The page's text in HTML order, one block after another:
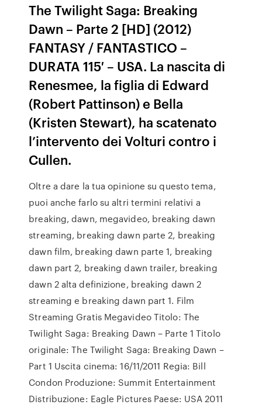
The Twilight Saga: Breaking
Dawn – Parte 2 [HD] (2012)
FANTASY / FANTASTICO –
DURATA 115′ – USA. La nascita di
Renesmee, la figlia di Edward
(Robert Pattinson) e Bella
(Kristen Stewart), ha scatenato
l’intervento dei Volturi contro i
Cullen.
Oltre a dare la tua opinione su questo tema,
puoi anche farlo su altri termini relativi a
breaking, dawn, megavideo, breaking dawn
streaming, breaking dawn parte 2, breaking
dawn film, breaking dawn parte 1, breaking
dawn part 2, breaking dawn trailer, breaking
dawn 2 alta definizione, breaking dawn 2
streaming e breaking dawn part 1. Film
Streaming Gratis Megavideo Titolo: The
Twilight Saga: Breaking Dawn – Parte 1 Titolo
originale: The Twilight Saga: Breaking Dawn –
Part 1 Uscita cinema: 16/11/2011 Regia: Bill
Condon Produzione: Summit Entertainment
Distribuzione: Eagle Pictures Paese: USA 2011